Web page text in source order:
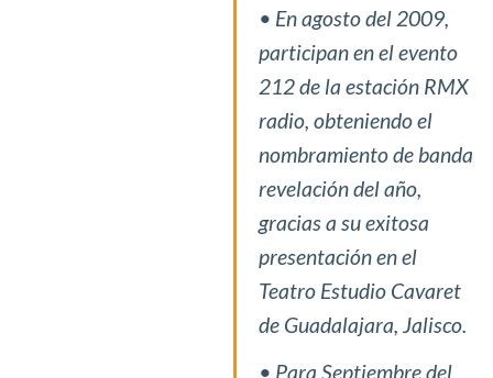
• En agosto del 2009,
participan en el evento
212 de la estación RMX
radio, obteniendo el
nombramiento de banda
revelación del año,
gracias a su exitosa
presentación en el
Teatro Estudio Cavaret
de Guadalajara, Jalisco.
• Para Septiembre del